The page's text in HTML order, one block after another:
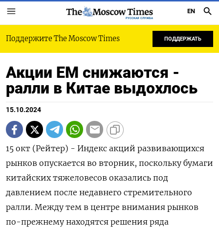
РУССКАЯ СЛУЖБА
EN
Поддержите The Moscow Times ПОДДЕРЖАТЬ
Акции ЕМ снижаются -
ралли в Китае выдохлось
15.10.2024
15 окт (Рейтер) - Индекс акций развивающихся
рынков опускается во вторник, поскольку бумаги
китайских тяжеловесов оказались под
давлением после недавнего стремительного
ралли. Между тем в центре внимания рынков
по-прежнему находятся решения ряда